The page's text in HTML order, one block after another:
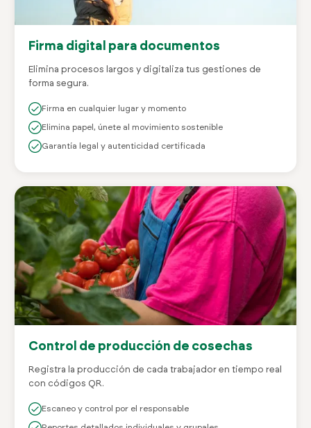
Firma digital para documentos
Elimina procesos largos y digitaliza tus gestiones de
forma segura.
Firma en cualquier lugar y momento
Elimina papel, únete al movimiento sostenible
Garantía legal y autenticidad certificada
Control de producción de cosechas
Registra la producción de cada trabajador en tiempo real
con códigos QR.
Escaneo y control por el responsable